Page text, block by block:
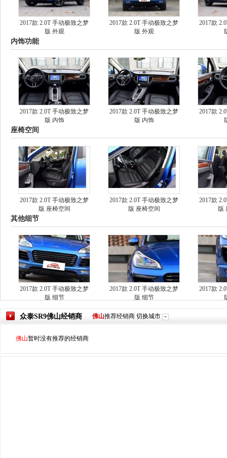
2017款 2.0T 手动极致之梦
版 外观
2017款 2.0T 手动极致之梦
版 外观
2017款
内饰功能
2017款 2.0T 手动极致之梦
版 内饰
2017款 2.0T 手动极致之梦
版 内饰
2017款
座椅空间
2017款 2.0T 手动极致之梦
版 座椅空间
2017款 2.0T 手动极致之梦
版 座椅空间
2017款
版
其他细节
2017款 2.0T 手动极致之梦
版 细节
2017款 2.0T 手动极致之梦
版 细节
2017款
众泰SR9佛山经销商 佛山推荐经销商 切换城市
佛山暂时没有推荐的经销商